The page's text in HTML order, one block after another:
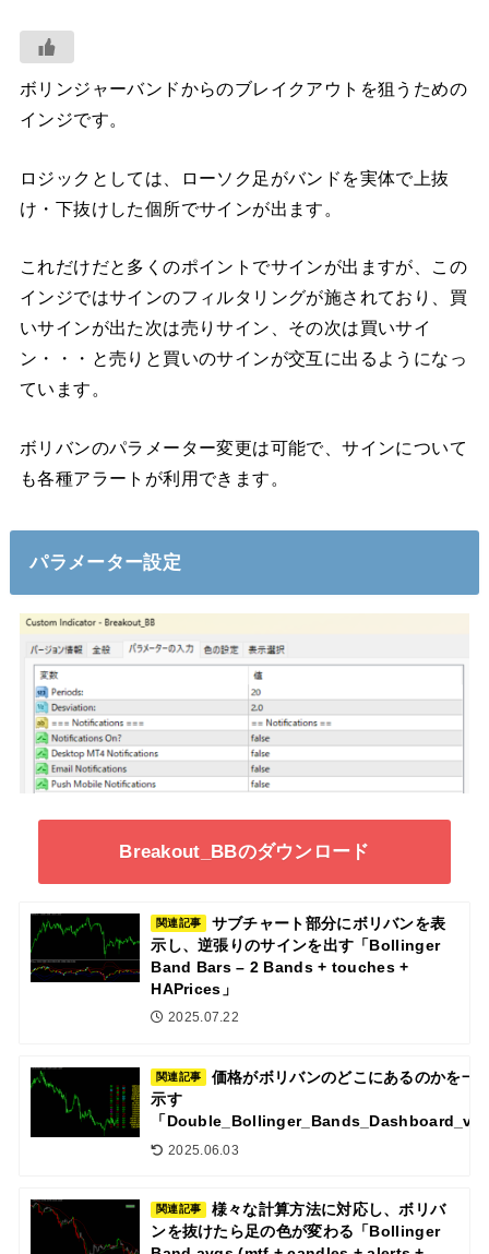
ボリンジャーバンドからのブレイクアウトを狙うための
インジです。
ロジックとしては、ローソク足がバンドを実体で上抜
け・下抜けした個所でサインが出ます。
これだけだと多くのポイントでサインが出ますが、この
インジではサインのフィルタリングが施されており、買
いサインが出た次は売りサイン、その次は買いサイ
ン・・・と売りと買いのサインが交互に出るようになっ
ています。
ボリバンのパラメーター変更は可能で、サインについて
も各種アラートが利用できます。
パラメーター設定
Breakout_BBのダウンロード
関連記事
サブチャート部分にボリバンを表
示し、逆張りのサインを出す「Bollinger
Band Bars – 2 Bands + touches +
HAPrices」
2025.07.22
関連記事
価格がボリバンのどこにあるのかを一
示す
「
2025.06.03
関連記事
様々な計算方法に対応し、ボリバ
ンを抜けたら足の色が変わる「Bollinger